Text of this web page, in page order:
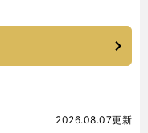
2026.08.07更新